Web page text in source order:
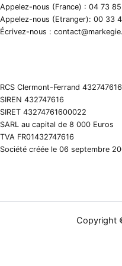
Appelez-nous (France) : 04 73
Appelez-nous (Etranger): 00 33
Écrivez-nous :
RCS Clermont-Ferrand 432747616
SIREN 432747616
SIRET 43274761600022
SARL au capital de 8 000 Euros
TVA FR01432747616
Société créée le 06 septembre
Copyright